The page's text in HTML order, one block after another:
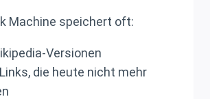
Machine speichert oft:
Versionen
die heute nicht mehr